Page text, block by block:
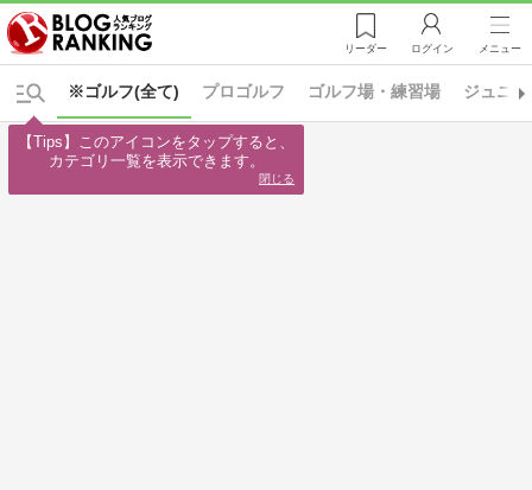
リーダー ログイン メニュー
※ゴルフ(全て) プロゴルフ ゴルフ場・練習場 ジュニア
【Tips】このアイコンをタップすると、
カテゴリ一覧を表示できます。
閉じる